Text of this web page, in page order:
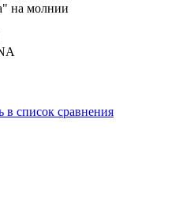
в список сравнения